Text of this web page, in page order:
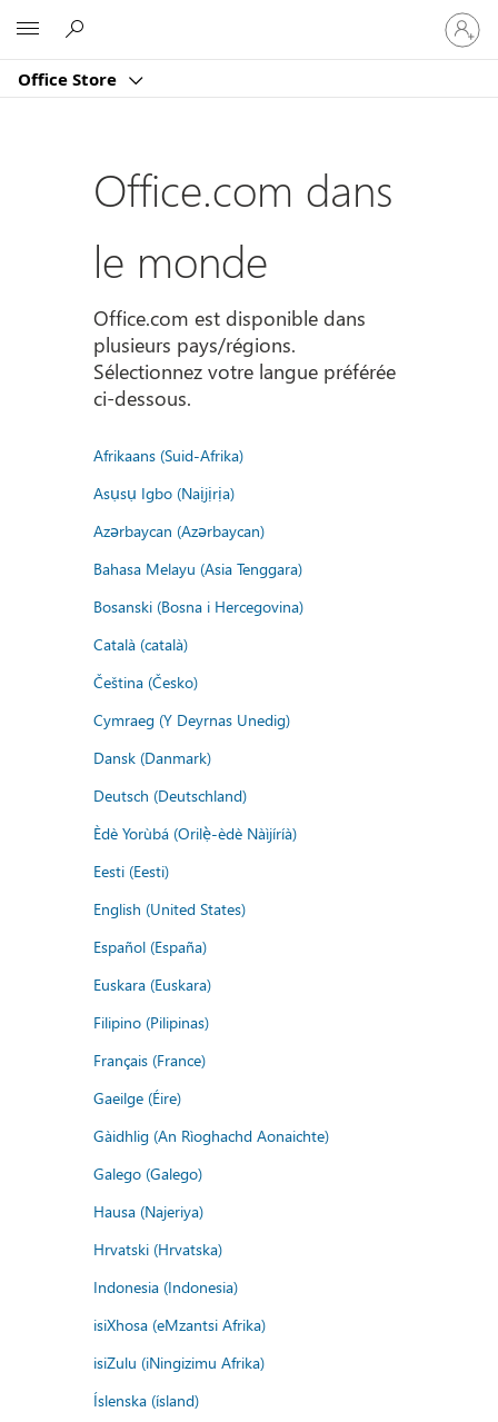
Office Store
vous
à
compte
Office.com dans
le monde
Office.com est disponible dans
plusieurs pays/régions.
Sélectionnez votre langue préférée
ci-dessous.
Afrikaans (Suid-Afrika)
Asụsụ Igbo (Naịjịrịa)
Azərbaycan (Azərbaycan)
Bahasa Melayu (Asia Tenggara)
Bosanski (Bosna i Hercegovina)
Català (català)
Čeština (Česko)
Cymraeg (Y Deyrnas Unedig)
Dansk (Danmark)
Deutsch (Deutschland)
Èdè Yorùbá (Orilẹ̀-èdè Nàìjíríà)
Eesti (Eesti)
English (United States)
Español (España)
Euskara (Euskara)
Filipino (Pilipinas)
Français (France)
Gaeilge (Éire)
Gàidhlig (An Rìoghachd Aonaichte)
Galego (Galego)
Hausa (Najeriya)
Hrvatski (Hrvatska)
Indonesia (Indonesia)
isiXhosa (eMzantsi Afrika)
isiZulu (iNingizimu Afrika)
Íslenska (ísland)